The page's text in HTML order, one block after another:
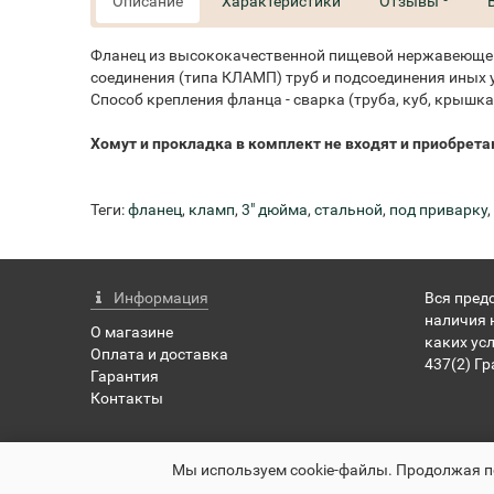
Фланец из высококачественной пищевой
соединения (типа КЛАМП) труб и подсоединения
Способ крепления фланца - сварка (труба, куб,
Хомут и прокладка в комплект не входят и
Теги:фланец, кламп,3" дюйма,стальной, под приварку,
Информация
О магазине
Оплата и доставка
Гарантия
Контакты
Вся
наличия
каких
437(2)
Мы используем cookie-файлы. Продолжая